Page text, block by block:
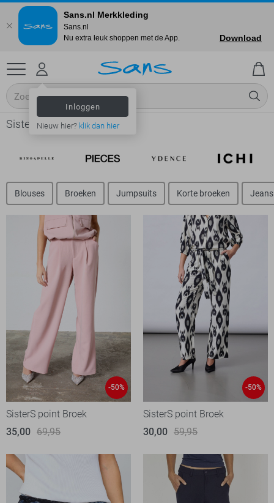
Inloggen
Nieuw hier? klik dan hier
Sisters Point online shop
Blouses Broeken Jumpsuits Korte broeken Jeans
-50%
SisterS point Broek
35,00 69,95
-50%
SisterS point Broek
30,00 59,95
Sans.nl Merkkleding
Sans.nl
Nu extra leuk shoppen met de App.
Download